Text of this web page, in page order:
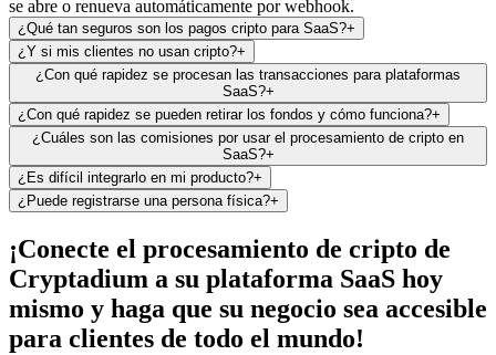
se abre o renueva automáticamente por webhook.
¿Qué tan seguros son los pagos cripto para SaaS?+
¿Y si mis clientes no usan cripto?+
¿Con qué rapidez se procesan las transacciones para plataformas
SaaS?+
¿Con qué rapidez se pueden retirar los fondos y cómo funciona?+
¿Cuáles son las comisiones por usar el procesamiento de cripto en
SaaS?+
¿Es difícil integrarlo en mi producto?+
¿Puede registrarse una persona física?+
¡Conecte el procesamiento de cripto de
Cryptadium a su plataforma SaaS hoy
mismo y haga que su negocio sea accesible
para clientes de todo el mundo!